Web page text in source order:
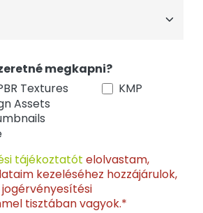
megkapni?
Textures
KMP
Assets
tájékoztatót elolvastam,
kezeléséhez hozzájárulok,
tisztában vagyok.*